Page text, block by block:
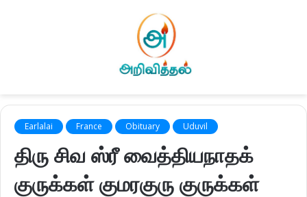
Earlalai France Obituary Uduvil
திரு சிவ ஸ்ரீ வைத்தியநாதக்
குருக்கள் குமரகுரு குருக்கள்